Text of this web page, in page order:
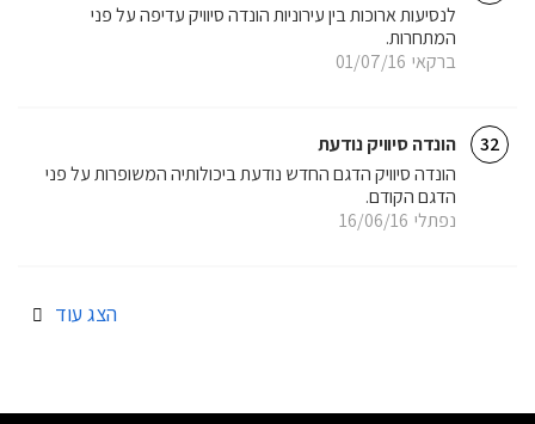
ברקאי 01/07/16
לנסיעות ארוכות בין עירוניות הונדה סיוויק עדיפה על פני
המתחרות.
32 הונדה סיוויק נודעת
נפתלי 16/06/16
הונדה סיוויק הדגם החדש נודעת ביכולותיה המשופרות על פני
הדגם הקודם.
הצג עוד